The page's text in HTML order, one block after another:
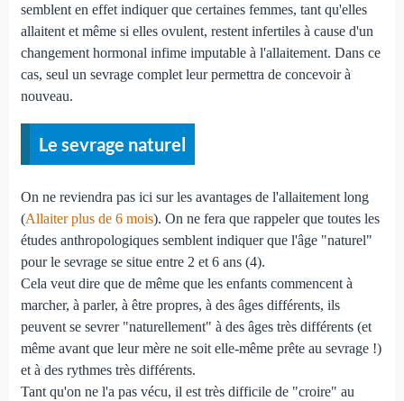
semblent en effet indiquer que certaines femmes, tant qu'elles
allaitent et même si elles ovulent, restent infertiles à cause d'un
changement hormonal infime imputable à l'allaitement. Dans ce
cas, seul un sevrage complet leur permettra de concevoir à
nouveau.
Le sevrage naturel
On ne reviendra pas ici sur les avantages de l'allaitement long
(Allaiter plus de 6 mois). On ne fera que rappeler que toutes les
études anthropologiques semblent indiquer que l'âge "naturel"
pour le sevrage se situe entre 2 et 6 ans (4).
Cela veut dire que de même que les enfants commencent à
marcher, à parler, à être propres, à des âges différents, ils
peuvent se sevrer "naturellement" à des âges très différents (et
même avant que leur mère ne soit elle-même prête au sevrage !)
et à des rythmes très différents.
Tant qu'on ne l'a pas vécu, il est très difficile de "croire" au